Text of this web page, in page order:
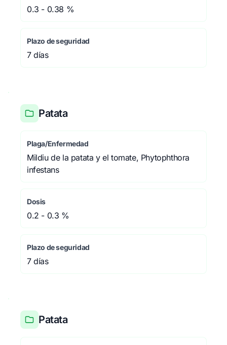
0.3 - 0.38 %
Plazo de seguridad
7 días
Patata
Plaga/Enfermedad
Mildiu de la patata y el tomate, Phytophthora
infestans
Dosis
0.2 - 0.3 %
Plazo de seguridad
7 días
Patata